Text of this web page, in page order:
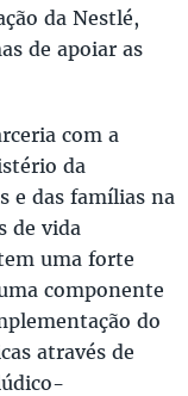
da Nestlé,
de apoiar as
com a
da
e das famílias na
de vida
uma forte
componente
do
através de